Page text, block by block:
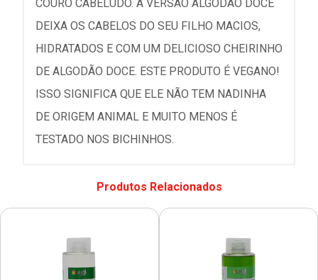
COURO CABELUDO. A VERSÃO ALGODÃO DOCE
DEIXA OS CABELOS DO SEU FILHO MACIOS,
HIDRATADOS E COM UM DELICIOSO CHEIRINHO
DE ALGODÃO DOCE. ESTE PRODUTO É VEGANO!
ISSO SIGNIFICA QUE ELE NÃO TEM NADINHA
DE ORIGEM ANIMAL E MUITO MENOS É
TESTADO NOS BICHINHOS.
Produtos Relacionados